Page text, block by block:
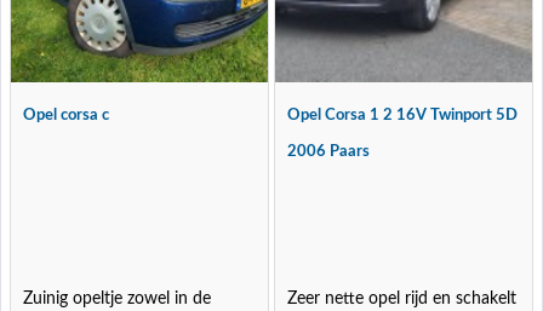
Opel corsa c
Zuinig opeltje zowel in de
Opel Corsa 1 2 16V Twinport 5D
2006 Paars
Zeer nette opel rijd en schakelt